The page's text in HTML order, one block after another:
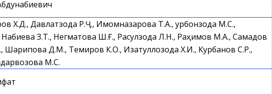
Х.Д., Давлатзода Р.Ҷ., Имомназарова Т.А., Қурбонзода М.С.,
З.Т., Негматова Ш.Ғ., Расулзода Л.Н., Раҳимов М.А., Самадов
Шарипова Д.М., Темиров К.О., Изатуллозода Х.И., Курбанов С.Р.,
М.С.